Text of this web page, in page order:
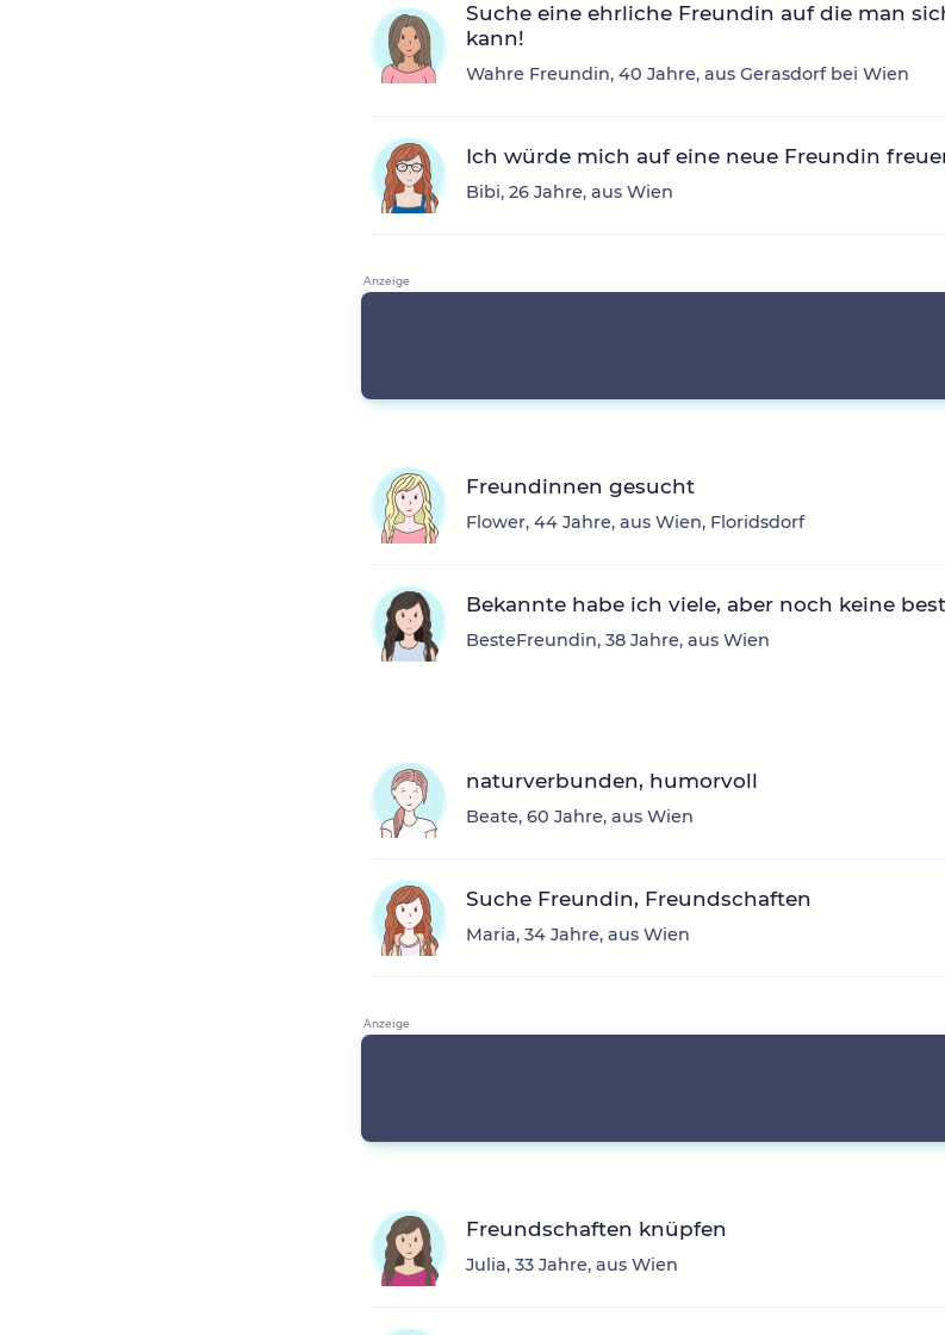
Suche eine ehrliche Freundin auf die man
kann!
Wahre Freundin, 40 Jahre, aus Gerasdorf bei Wien
Ich würde mich auf eine neue Freundin
Bibi, 26 Jahre, aus Wien
Freundinnen gesucht
Flower, 44 Jahre, aus Wien, Floridsdorf
Bekannte habe ich viele, aber noch keine
BesteFreundin, 38 Jahre, aus Wien
naturverbunden, humorvoll
Beate, 60 Jahre, aus Wien
Suche Freundin, Freundschaften
Maria, 34 Jahre, aus Wien
Freundschaften knüpfen
Julia, 33 Jahre, aus Wien